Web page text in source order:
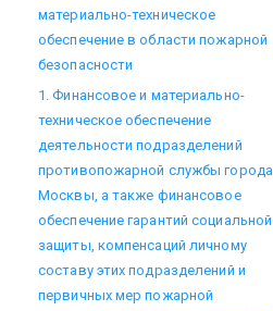
материально-техническое
обеспечение в области пожарной
безопасности
1. Финансовое и материально-
техническое обеспечение
деятельности подразделений
противопожарной службы города
Москвы, а также финансовое
обеспечение гарантий социальной
защиты, компенсаций личному
составу этих подразделений и
первичных мер пожарной